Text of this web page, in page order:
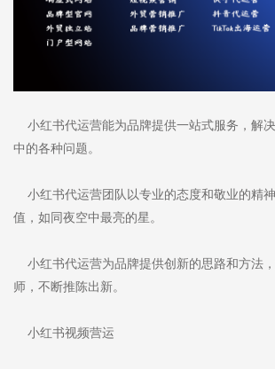
小红书代运营能为品牌提供一站式服务，解
中的各种问题。
小红书代运营团队以专业的态度和敬业的精
值，如同夜空中最亮的星。
小红书代运营为品牌提供创新的思路和方法
师，不断推陈出新。
小红书视频营运